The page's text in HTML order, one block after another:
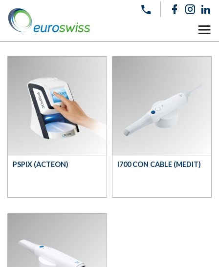
PSPIX (ACTEON) I700 CON CABLE (MEDIT)